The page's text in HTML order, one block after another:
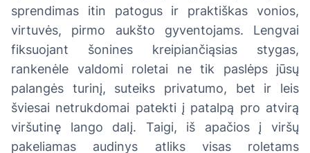
sprendimas itin patogus ir praktiškas vonios,
virtuvės, pirmo aukšto gyventojams. Lengvai
fiksuojant šonines kreipiančiąsias stygas,
rankenėle valdomi roletai ne tik paslėps jūsų
palangės turinį, suteiks privatumo, bet ir leis
šviesai netrukdomai patekti į patalpą pro atvirą
viršutinę lango dalį. Taigi, iš apačios į viršų
pakeliamas audinys atliks visas roletams